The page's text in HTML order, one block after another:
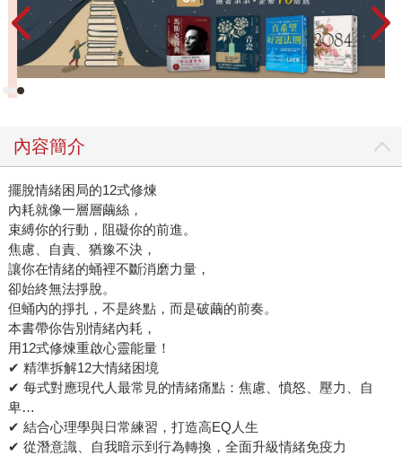
內容簡介
擺脫情緒困局的12式修煉
內耗就像一層層繭絲，
束縛你的行動，阻礙你的前進。
焦慮、自責、猶豫不決，
讓你在情緒的蛹裡不斷消磨力量，
卻始終無法掙脫。
但蛹內的掙扎，不是終點，而是破繭的前奏。
本書帶你告別情緒內耗，
用12式修煉重啟心靈能量！
✔ 精準拆解12大情緒困境
✔ 每式對應現代人最常見的情緒痛點：焦慮、憤怒、壓力、自
卑…
✔ 結合心理學與日常練習，打造高EQ人生
✔ 從潛意識、自我暗示到行為轉換，全面升級情緒免疫力